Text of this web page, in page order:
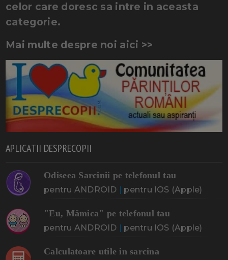
celor care doresc sa intre in aceasta
categorie.
Mai multe despre noi aici >>
APLICATII DESPRECOPII
Odiseea Sarcinii pe telefonul tau
pentru ANDROID | pentru IOS (Apple)
"Eu, Mămica" pe telefonul tau
pentru ANDROID | pentru IOS (Apple)
Calculatoare utile in sarcina